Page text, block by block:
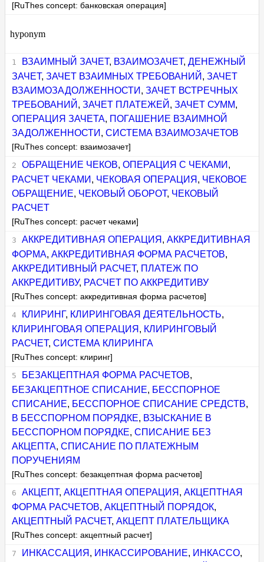
[RuThes concept: банковская операция]
hyponym
ВЗАИМНЫЙ ЗАЧЕТ, ВЗАИМОЗАЧЕТ, ДЕНЕЖНЫЙ
ЗАЧЕТ,ЗАЧЕТ ВЗАИМНЫХ ТРЕБОВАНИЙ ,ЗАЧЕТ
ВЗАИМОЗАДОЛЖЕННОСТИ ,ЗАЧЕТ ВСТРЕЧНЫХ
ТРЕБОВАНИЙ ,ЗАЧЕТ ПЛАТЕЖЕЙ ,ЗАЧЕТ СУММ,
ОПЕРАЦИЯ ЗАЧЕТА, ПОГАШЕНИЕ ВЗАИМНОЙ
ЗАДОЛЖЕННОСТИ ,СИСТЕМА ВЗАИМОЗАЧЕТОВ
[RuThes concept: взаимозачет]
ОБРАЩЕНИЕ ЧЕКОВ, ОПЕРАЦИЯ С ЧЕКАМИ ,
РАСЧЕТ ЧЕКАМИ , ЧЕКОВАЯ ОПЕРАЦИЯ , ЧЕКОВОЕ
ОБРАЩЕНИЕ, ЧЕКОВЫЙ ОБОРОТ, ЧЕКОВЫЙ
РАСЧЕТ
[RuThes concept: расчет чеками]
АККРЕДИТИВНАЯ ОПЕРАЦИЯ , АККРЕДИТИВНАЯ
ФОРМА,АККРЕДИТИВНАЯ ФОРМА РАСЧЕТОВ,
АККРЕДИТИВНЫЙ РАСЧЕТ, ПЛАТЕЖ ПО
АККРЕДИТИВУ, РАСЧЕТ ПО АККРЕДИТИВУ
[RuThes concept: аккредитивная форма расчетов]
КЛИРИНГ, КЛИРИНГОВАЯ ДЕЯТЕЛЬНОСТЬ,
КЛИРИНГОВАЯ ОПЕРАЦИЯ , КЛИРИНГОВЫЙ
РАСЧЕТ,СИСТЕМА КЛИРИНГА
[RuThes concept: клиринг]
БЕЗАКЦЕПТНАЯ ФОРМА РАСЧЕТОВ,
БЕЗАКЦЕПТНОЕ СПИСАНИЕ, БЕССПОРНОЕ
СПИСАНИЕ, БЕССПОРНОЕ СПИСАНИЕ СРЕДСТВ,
В БЕССПОРНОМ ПОРЯДКЕ, ВЗЫСКАНИЕ В
БЕССПОРНОМ ПОРЯДКЕ,СПИСАНИЕ БЕЗ
АКЦЕПТА,СПИСАНИЕ ПО ПЛАТЕЖНЫМ
ПОРУЧЕНИЯМ
[RuThes concept: безакцептная форма расчетов]
АКЦЕПТ, АКЦЕПТНАЯ ОПЕРАЦИЯ , АКЦЕПТНАЯ
ФОРМА РАСЧЕТОВ,АКЦЕПТНЫЙ ПОРЯДОК,
АКЦЕПТНЫЙ РАСЧЕТ,АКЦЕПТ ПЛАТЕЛЬЩИКА
[RuThes concept: акцептный расчет]
ИНКАССАЦИЯ , ИНКАССИРОВАНИЕ, ИНКАССО,